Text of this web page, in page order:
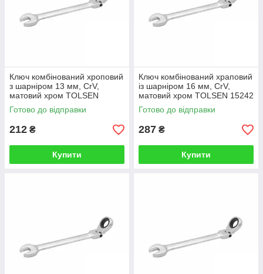
Ключ комбінований хроповий
з шарніром 13 мм, CrV,
матовий хром TOLSEN
Готово до відправки
212 ₴
Купити
Ключ комбінований храповий
із шарніром 16 мм, CrV,
матовий хром TOLSEN 15242
Готово до відправки
287 ₴
Купити